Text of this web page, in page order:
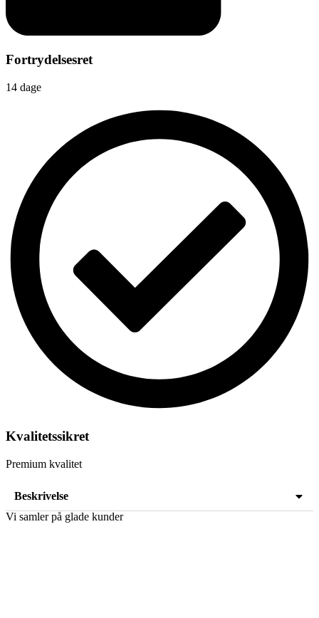
Fortrydelsesret
14 dage
Kvalitetssikret
Premium kvalitet
Beskrivelse
Vi samler på glade kunder